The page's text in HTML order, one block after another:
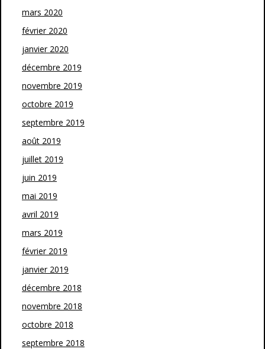
mars 2020
février 2020
janvier 2020
décembre 2019
novembre 2019
octobre 2019
septembre 2019
août 2019
juillet 2019
juin 2019
mai 2019
avril 2019
mars 2019
février 2019
janvier 2019
décembre 2018
novembre 2018
octobre 2018
septembre 2018